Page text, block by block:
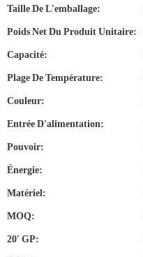
Taille De L'emballage:
Poids Net Du Produit Unitaire:
Capacité:
Plage De Température:
Couleur:
Entrée D'alimentation:
Pouvoir:
Énergie:
Matériel:
MOQ:
20′ GP: